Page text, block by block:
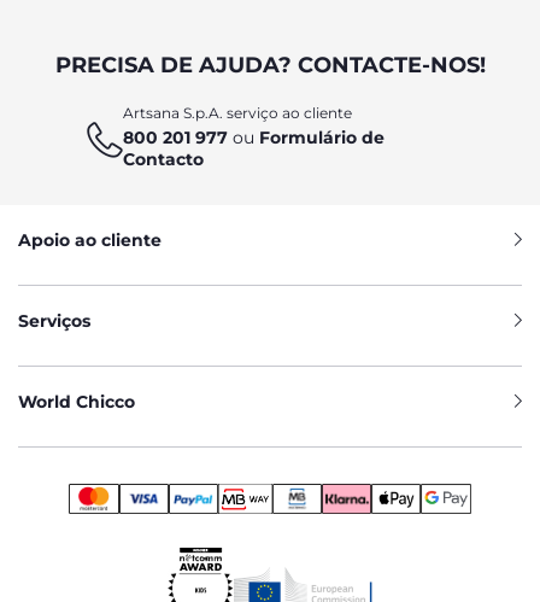
PRECISA DE AJUDA? CONTACTE-NOS!
Artsana S.p.A. serviço ao cliente
800 201 977 ou Formulário de
Contacto
Apoio ao cliente
Serviços
World Chicco